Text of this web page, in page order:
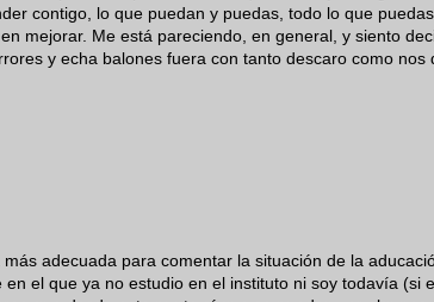
contigo, lo que puedan y puedas, todo lo que
mejorar. Me está pareciendo, en general, y siento
y echa balones fuera con tanto descaro como nos
adecuada para comentar la situación de la
en el que ya no estudio en el instituto ni soy todavía (si